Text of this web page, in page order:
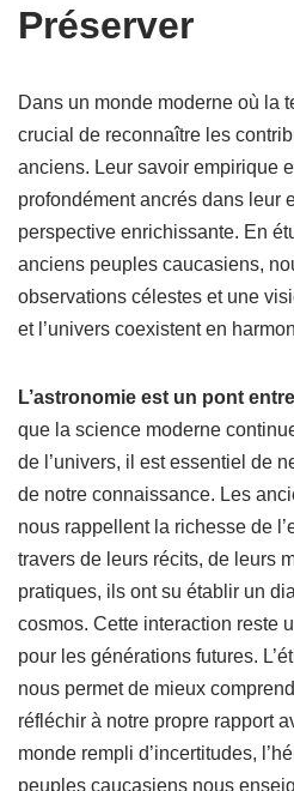
Préserver
Dans un monde moderne où la
crucial de reconnaître les
anciens. Leur savoir empirique
profondément ancrés dans leur
perspective enrichissante. En
anciens peuples caucasiens,
observations célestes et une
et l’univers coexistent en
L’astronomie est un pont
que la science moderne
de l’univers, il est essentiel de
de notre connaissance. Les
nous rappellent la richesse de
travers de leurs récits, de leurs
pratiques, ils ont su établir un
cosmos. Cette interaction reste
pour les générations futures.
nous permet de mieux
réfléchir à notre propre rapport
monde rempli d’incertitudes,
peuples caucasiens nous